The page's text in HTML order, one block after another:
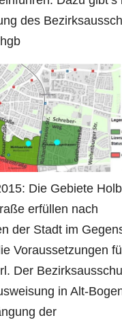
des
Die Gebiete
erfüllen nach
der Stadt im
Voraussetzungen
Der
in Alt-
der